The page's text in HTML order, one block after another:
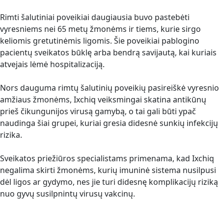
Rimti šalutiniai poveikiai daugiausia buvo pastebėti
vyresniems nei 65 metų žmonėms ir tiems, kurie sirgo
keliomis gretutinėmis ligomis. Šie poveikiai pablogino
pacientų sveikatos būklę arba bendrą savijautą, kai kuriais
atvejais lėmė hospitalizaciją.
Nors dauguma rimtų šalutinių poveikių pasireiškė vyresnio
amžiaus žmonėms, Ixchiq veiksmingai skatina antikūnų
prieš čikungunijos virusą gamybą, o tai gali būti ypač
naudinga šiai grupei, kuriai gresia didesnė sunkių infekcijų
rizika.
Sveikatos priežiūros specialistams primenama, kad Ixchiq
negalima skirti žmonėms, kurių imuninė sistema nusilpusi
dėl ligos ar gydymo, nes jie turi didesnę komplikacijų riziką
nuo gyvų susilpnintų virusų vakcinų.